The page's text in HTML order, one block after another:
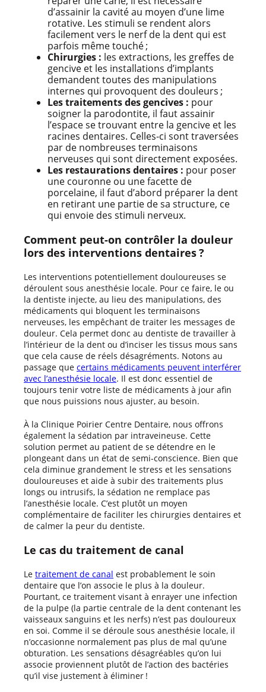
d’assainir la cavité au moyen d’une lime
rotative. Les stimuli se rendent alors
facilement vers le nerf de la dent qui est
parfois même touché ;
Chirurgies : les extractions, les greffes de
gencive et les installations d’implants
demandent toutes des manipulations
internes qui provoquent des douleurs ;
Les traitements des gencives : pour
soigner la parodontite, il faut assainir
l’espace se trouvant entre la gencive et les
racines dentaires. Celles-ci sont traversées
par de nombreuses terminaisons
nerveuses qui sont directement exposées.
Les restaurations dentaires : pour poser
une couronne ou une facette de
porcelaine, il faut d’abord préparer la dent
en retirant une partie de sa structure, ce
qui envoie des stimuli nerveux.
Comment peut-on contrôler la douleur
lors des interventions dentaires ?
Les interventions potentiellement douloureuses se
déroulent sous anesthésie locale. Pour ce faire, le ou
la dentiste injecte, au lieu des manipulations, des
médicaments qui bloquent les terminaisons
nerveuses, les empêchant de traiter les messages de
douleur. Cela permet donc au dentiste de travailler à
l’intérieur de la dent ou d’inciser les tissus mous sans
que cela cause de réels désagréments. Notons au
passage que certains médicaments peuvent interférer
avec l’anesthésie locale. Il est donc essentiel de
toujours tenir votre liste de médicaments à jour afin
que nous puissions nous ajuster, au besoin.
À la Clinique Poirier Centre Dentaire, nous offrons
également la sédation par intraveineuse. Cette
solution permet au patient de se détendre en le
plongeant dans un état de semi-conscience. Bien que
cela diminue grandement le stress et les sensations
douloureuses et aide à subir des traitements plus
longs ou intrusifs, la sédation ne remplace pas
l’anesthésie locale. C’est plutôt un moyen
complémentaire de faciliter les chirurgies dentaires et
de calmer la peur du dentiste.
Le cas du traitement de canal
Le traitement de canal est probablement le soin
dentaire que l’on associe le plus à la douleur.
Pourtant, ce traitement visant à enrayer une infection
de la pulpe (la partie centrale de la dent contenant les
vaisseaux sanguins et les nerfs) n’est pas douloureux
en soi. Comme il se déroule sous anesthésie locale, il
n’occasionne normalement pas plus de mal qu’une
obturation. Les sensations désagréables qu’on lui
associe proviennent plutôt de l’action des bactéries
qu’il vise justement à éliminer !